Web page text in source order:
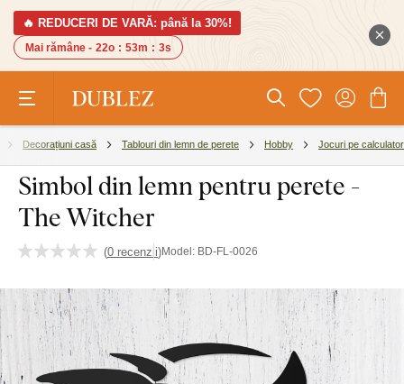
🔥 REDUCERI DE VARĂ: până la 30%!
Mai rămâne - 22o : 53m : 2s
Decorațiuni casă Tablouri din lemn de perete Hobby Jocuri pe calculator
Simbol din lemn pentru perete -
The Witcher
(0 recenzii)Model: BD-FL-0026